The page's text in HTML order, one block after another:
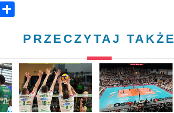
Email
PRZECZYTAJ TAKŻE